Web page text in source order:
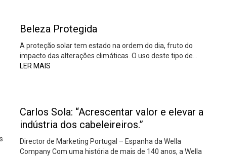
Beleza Protegida
A proteção solar tem estado na ordem do dia, fruto do
impacto das alterações climáticas. O uso deste tipo de…
LER MAIS
Carlos Sola: “Acrescentar valor e elevar a
indústria dos cabeleireiros.”
Director de Marketing Portugal – Espanha da Wella
Company Com uma história de mais de 140 anos, a Wella